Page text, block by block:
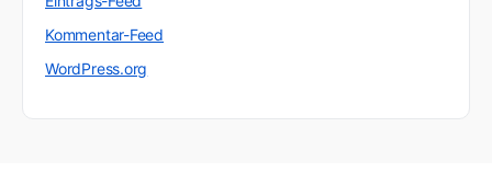
Kommentar-Feed
WordPress.org